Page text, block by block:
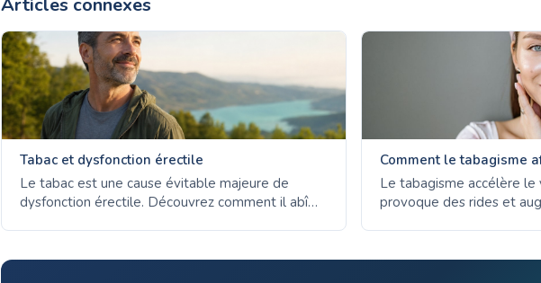
Articles connexes
Tabac et dysfonction érectile
Le tabac est une cause évitable majeure de
dysfonction érectile. Découvrez comment il abîme
Comment le tabagisme
Le tabagisme accélère le
provoque des rides et
vitesse elle peut